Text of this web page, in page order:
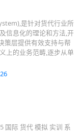
是针对货代行业所
信息化的理论和方法,开
策层提供有效支持与帮
上的业务范畴,逐步从单
国际 货代 模拟 实训 系